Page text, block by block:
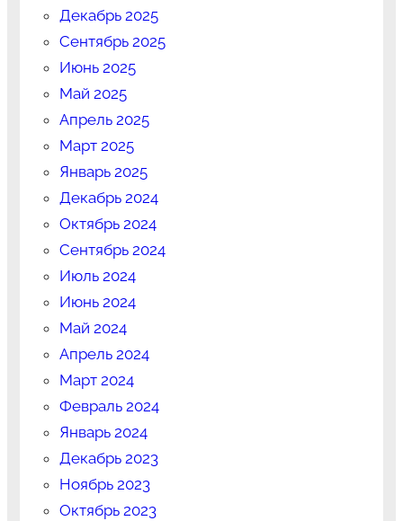
Декабрь 2025
Сентябрь 2025
Июнь 2025
Май 2025
Апрель 2025
Март 2025
Январь 2025
Декабрь 2024
Октябрь 2024
Сентябрь 2024
Июль 2024
Июнь 2024
Май 2024
Апрель 2024
Март 2024
Февраль 2024
Январь 2024
Декабрь 2023
Ноябрь 2023
Октябрь 2023